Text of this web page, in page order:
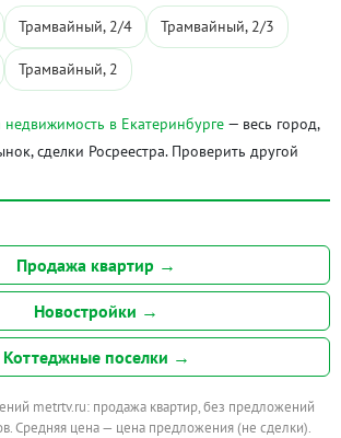
Трамвайный, 2/4 Трамвайный, 2/3
Трамвайный, 2
в Екатеринбурге — весь город,
сделки Росреестра. Проверить другой
Продажа квартир →
Новостройки →
Коттеджные поселки →
metrtv.ru: продажа квартир, без предложений
Средняя цена — цена предложения (не сделки).